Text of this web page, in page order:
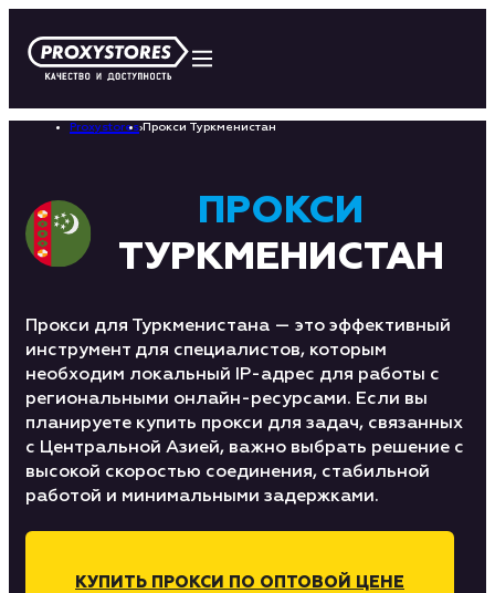
Proxystores› Прокси Туркменистан
ПРОКСИ
ТУРКМЕНИСТАН
Прокси для Туркменистана — это эффективный
инструмент для специалистов, которым
необходим локальный IP-адрес для работы с
региональными онлайн-ресурсами. Если вы
планируете купить прокси для задач, связанных
с Центральной Азией, важно выбрать решение с
высокой скоростью соединения, стабильной
работой и минимальными задержками.
КУПИТЬ ПРОКСИ ПО ОПТОВОЙ ЦЕНЕ